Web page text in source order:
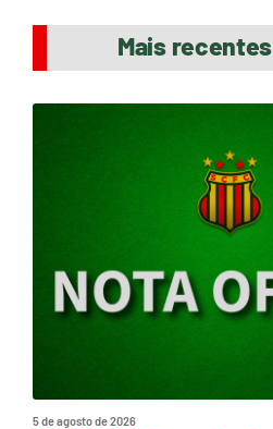
Mais recentes
5 de agosto de 2026